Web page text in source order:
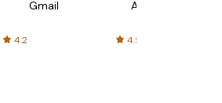
Gmail
4.2
AliExpress
4.5